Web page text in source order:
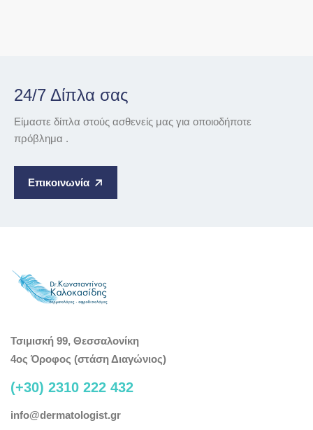
24/7 Δίπλα σας
Είμαστε δίπλα στούς ασθενείς μας για οποιοδήποτε
πρόβλημα .
Επικοινωνία
Τσιμισκή 99, Θεσσαλονίκη
4ος Όροφος (στάση Διαγώνιος)
(+30) 2310 222 432
info@dermatologist.gr